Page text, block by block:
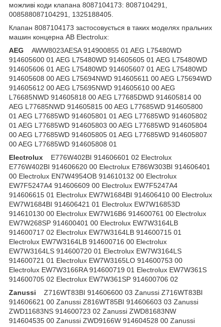
можливі коди клапана 8087104173: 8087104291,
008588087104291, 1325188405.
Клапан 8087104173 застосовується в таких моделях пральних
машин концерна AB Electrolux:
AEG AWW8023AESA 914900855 01 AEG L75480WD
914605600 01 AEG L75480WD 914605605 01 AEG L75480WD
914605606 01 AEG L75480WD 914605607 01 AEG L75480WD
914605608 00 AEG L75694NWD 914605611 00 AEG L75694WD
914605612 00 AEG L75695NWD 914605610 00 AEG
L76685NWD 914605818 00 AEG L77685DWD 914605814 00
AEG L77685NWD 914605815 00 AEG L77685WD 914605800
01 AEG L77685WD 914605801 01 AEG L77685WD 914605802
01 AEG L77685WD 914605803 00 AEG L77685WD 914605804
00 AEG L77685WD 914605805 01 AEG L77685WD 914605807
00 AEG L77685WD 914605808 01
Electrolux E776W402BI 914606601 02 Electrolux
E776W402BI 914606620 00 Electrolux E786W303BI 914606401
00 Electrolux EN7W4954OB 914610132 00 Electrolux
EW7F5247A4 914606609 00 Electrolux EW7F5247A4
914606615 01 Electrolux EW7W1684BI 914606410 00 Electrolux
EW7W1684BI 914606421 01 Electrolux EW7W16853D
914610130 00 Electrolux EW7W16B6 914600761 00 Electrolux
EW7W268SP 914600401 00 Electrolux EW7W3164LB
914600717 02 Electrolux EW7W3164LB 914600715 01
Electrolux EW7W3164LB 914600716 00 Electrolux
EW7W3164LS 914600720 01 Electrolux EW7W3164LS
914600721 01 Electrolux EW7W3165LO 914600753 00
Electrolux EW7W3166RA 914600719 01 Electrolux EW7W361S
914600705 02 Electrolux EW7W361SP 914600706 02
Zanussi Z716WT83BI 914606600 03 Zanussi Z716WT83BI
914606621 00 Zanussi Z816WT85BI 914606603 03 Zanussi
ZWD11683NS 914600723 02 Zanussi ZWD81683NW
914604535 00 Zanussi ZWD9166W 914604528 00 Zanussi